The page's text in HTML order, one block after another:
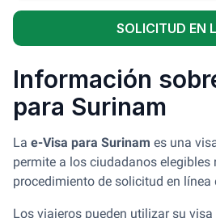
SOLICITUD EN
Información
para Surinam
La e-Visa para Surinam es una
permite a los ciudadanos elegibles
procedimiento de solicitud en línea
Los viajeros pueden utilizar su